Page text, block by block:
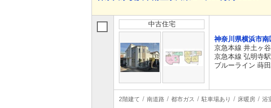
中古住宅
神奈川県横浜市南
京急本線 井土ヶ
京急本線 弘明寺
ブルーライン 蒔
2階建て 南道路 都市ガス 駐車場あり 床暖房 浴